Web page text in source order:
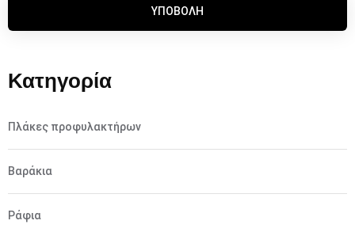
ΥΠΟΒΟΛΉ
Κατηγορία
Πλάκες προφυλακτήρων
Βαράκια
Ράφια